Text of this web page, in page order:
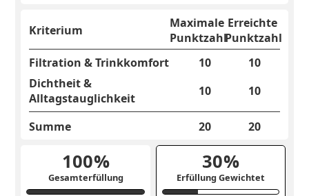
Kriterium
Maximale
Punktzahl
Erreichte
Punktzahl
Filtration & Trinkkomfort
10
10
Dichtheit &
Alltagstauglichkeit
10 10
Summe 20 20
100%
Gesamterfüllung
30%
Erfüllung Gewichtet